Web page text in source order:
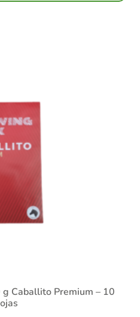
Caballito Premium – 10